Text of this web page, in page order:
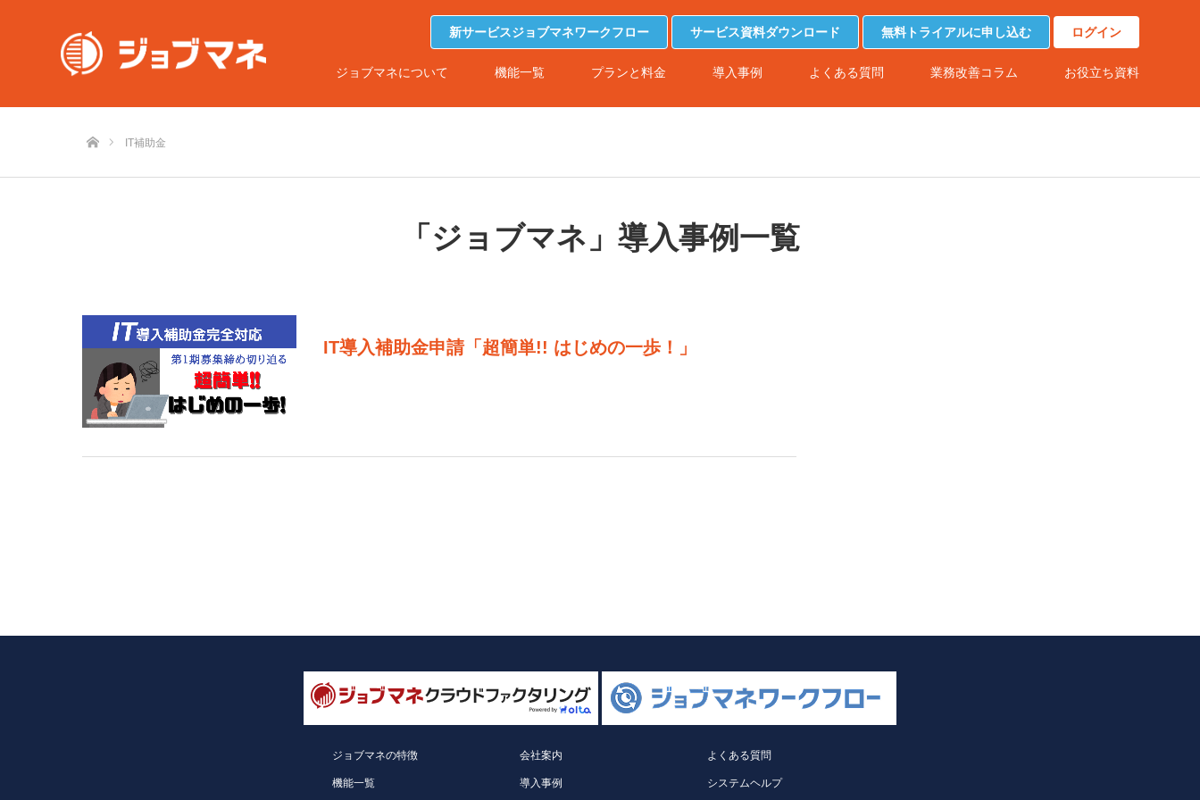
新サービスジョブマネワークフロー サービス資料ダウンロード 無料トライアルに申し込む ログイン
ジョブマネについて 機能一覧 プランと料金 導入事例 よくある質問 業務改善コラム お役立ち資料
IT補助金
「ジョブマネ」導入事例一覧
IT導入補助金申請「超簡単!! はじめの一歩！」
ジョブマネの特徴
機能一覧
会社案内
導入事例
よくある質問
システムヘルプ